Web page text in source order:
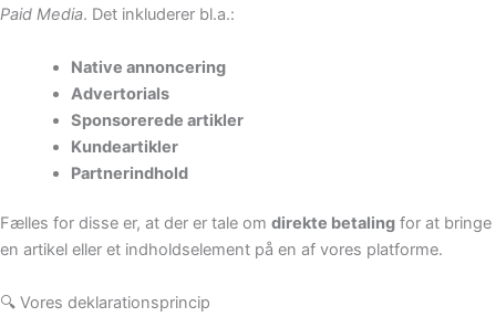
Paid Media. Det inkluderer bl.a.:
Native annoncering
Advertorials
Sponsorerede artikler
Kundeartikler
Partnerindhold
Fælles for disse er, at der er tale om direkte betaling for at bringe
en artikel eller et indholdselement på en af vores platforme.
🔍 Vores deklarationsprincip